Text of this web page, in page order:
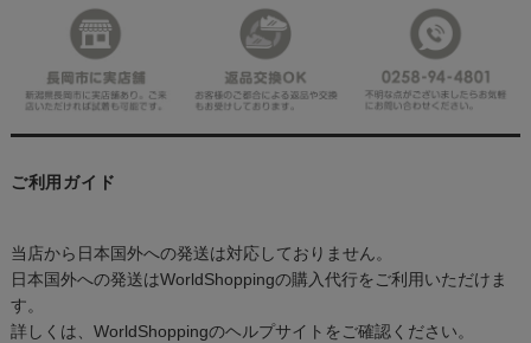
ご利用ガイド
当店から日本国外への発送は対応しておりません。
日本国外への発送はWorldShoppingの購入代行をご利用いただけま
す。
詳しくは、WorldShoppingのヘルプサイトをご確認ください。